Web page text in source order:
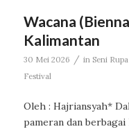
Wacana
Kalimantan
30 Mei 2026 / in Seni Rupa
Festival
Oleh : Hajriansyah*
pameran dan